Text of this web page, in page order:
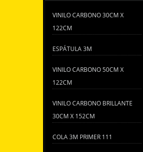
VINILO CARBONO 30CM X
122CM
ESPÁTULA 3M
VINILO CARBONO 50CM X
122CM
VINILO CARBONO BRILLANTE
30CM X 152CM
COLA 3M PRIMER 111